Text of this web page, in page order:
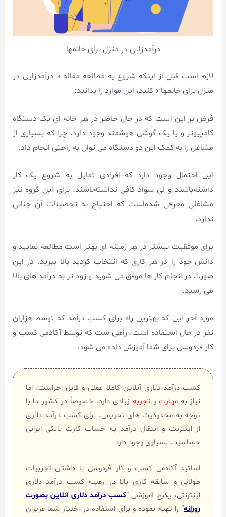
درآمدزایی در منزل برای خانمها
لازم است قبل از اینکه شروع به مطالعه مقاله « درآمدزایی در
منزل برای خانمها » کنید، این موارد را بدانید:
فرض بر این است که در حال حاضر در هر خانه ای یک دستگاه
کامپیوتر و یا یک گوشی هوشمند وجود دارد. چرا که بسیاری از
مشاغل را به کمک این دو دستگاه می توان به راحتی انجام داد.
این احتمال وجود دارد که افرادی تمایل به شروع یک کار
داشته‌باشند و لی سواد کافی نداشته‌باشند. برای این گروه نیز
مشاغلی معرفی شده‌است که احتیاج به تحصیلات آن چنانی
ندارد.
برای موفقیت بیشتر در هر زمینه ای بهتر است مطالعه نمایید و
دانش خود را در هر کاری که انتخاب کردید بالا ببرید. در این
صورت در انجام کار ها موفق می شوید و زود تر به درآمد های بالا
می رسید.
مورد آخر این که بهترین راه برای کسب درآمد که توسط هزاران
نفر در حال استفاده است، راهی ست که توسط آکادمی کسب و
کار فردوسی برای شما آموزش داده می شود.
کسب درآمد دلاری آنلاین کاملا عملی و قابل اجراست، اما
نیاز به مهارتو تجربه زیادی دارد. خصوصاً در کشور ما با
توجه به محدودیت های تحریمی، برای کسب درآمد دلاری
از اینترنت و انتقال درآمد به حساب کارت بانکی ایرانی
حساسیت بسیاری وجود دارد.
اساتید آکادمی کسب و کار فردوسی با داشتن تجربیات
طولانی و سابقه کاری بالا در زمینه کسب درآمد دلاری
اینترنتی، پکیج آموزشی ”کسب درآمد دلاری آنلاین بصورت
روزانه“ را تهیه نموده و برای استفاده در اختیار شما عزیزان